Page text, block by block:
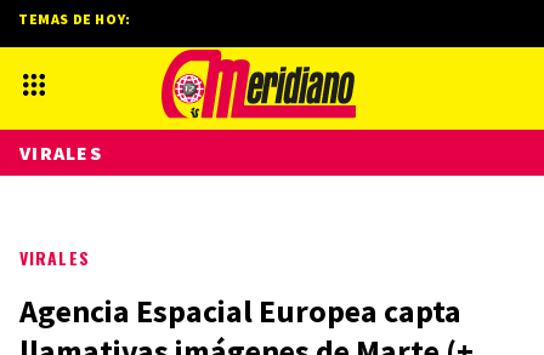
VIRALES
Agencia Espacial Europea capta
TEMAS DE HOY:
VIRALES